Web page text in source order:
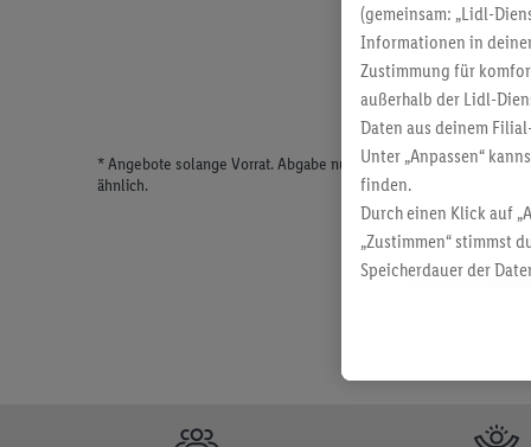
* Angebote solange Vorrat. Abgabe nur in haushaltsüblichen
ähnlich.
(gemeinsam: „Lidl-
Informationen in
Zustimmung für
außerhalb der Lidl-
Daten aus deinem
Unter „Anpassen“
finden.
Durch einen Klick auf
„Zustimmen“ stimmst
Speicherdauer der